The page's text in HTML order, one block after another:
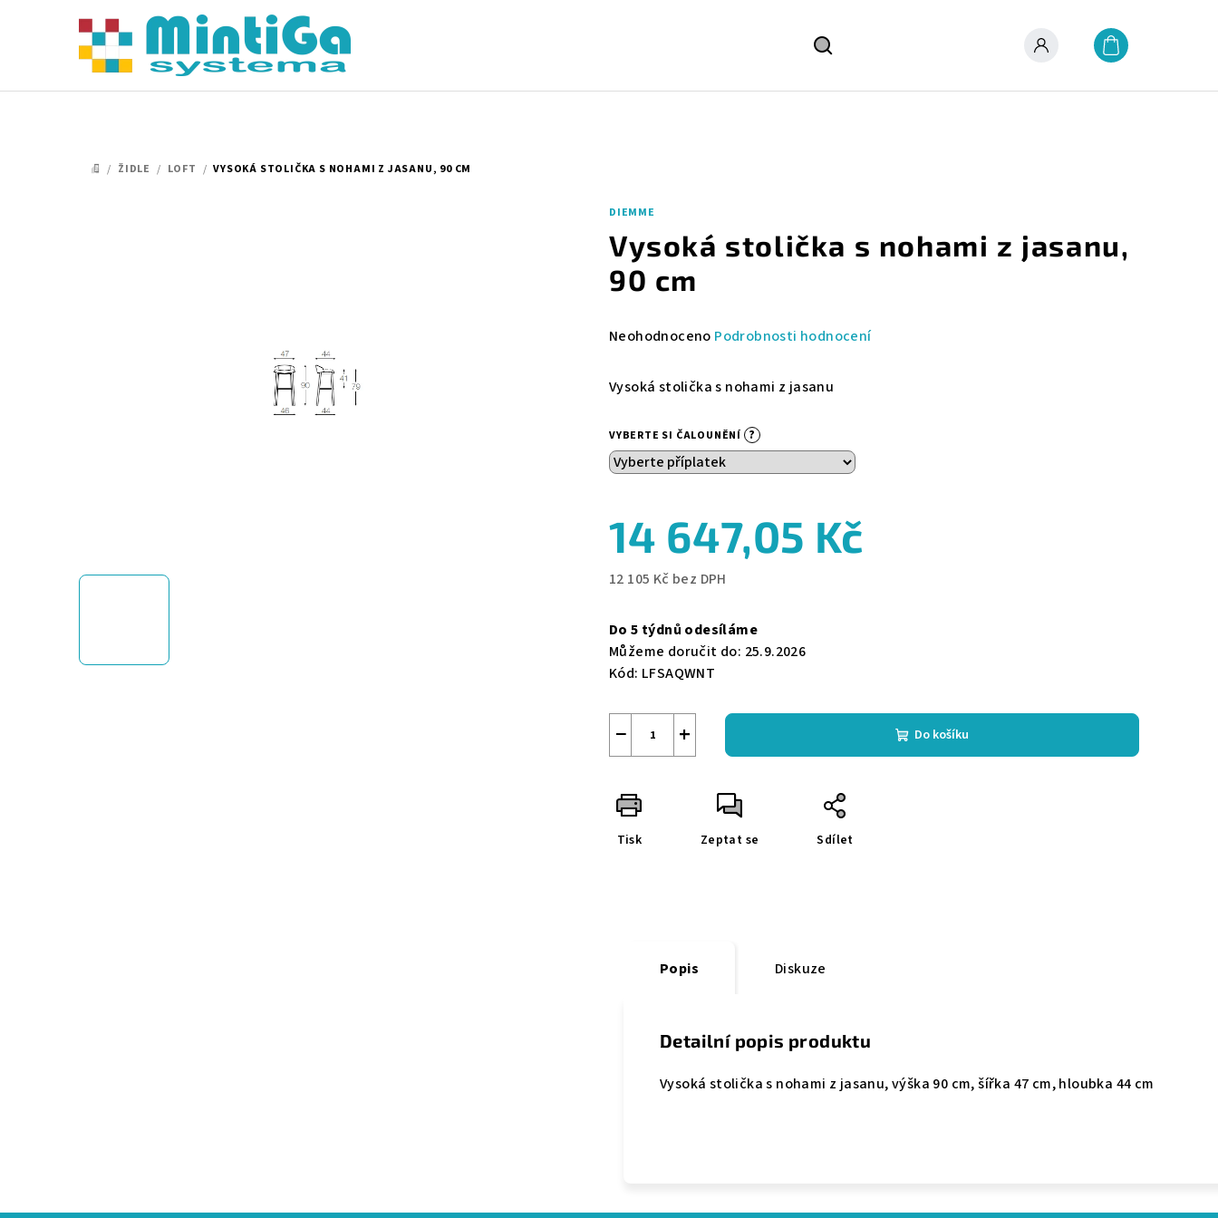
Přihlášení
DOMŮ
/ ŽIDLE / LOFT / VYSOKÁ STOLIČKA S NOHAMI Z JASANU, 90 CM
DIEMME
Vysoká stolička s nohami z jasanu,
90 cm
Průměrné
produktu
je
z
5
Neohodnoceno Podrobnosti hodnocení
Vysoká stolička s nohami z jasanu
VYBERTE SI ČALOUNĚNÍ ?
14 647,05 Kč
12 105 Kč bez DPH
cena:
Do 5 týdnů odesíláme
Můžeme doručit do: 25.9.2026
Kód: LFSAQWNT
+
− Do košíku
Tisk Zeptat se Sdílet
Popis Diskuze
Detailní popis produktu
Vysoká stolička s nohami z jasanu, výška 90 cm, šířka 47 cm, hloubka 44 cm